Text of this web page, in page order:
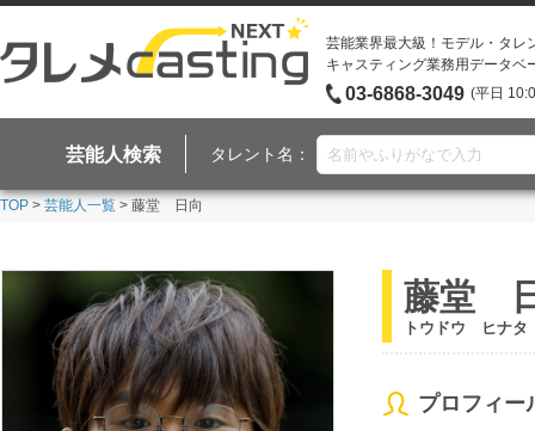
芸能業界最大級！モデル・タレ
キャスティング業務用データベ
03-6868-3049 (平日
芸能人検索 タレント名：
TOP > 芸能人一覧 > 藤堂 日向
藤堂
トウドウ ヒナタ
プロフィー